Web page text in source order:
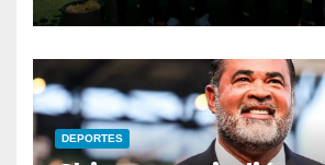
DEPORTES